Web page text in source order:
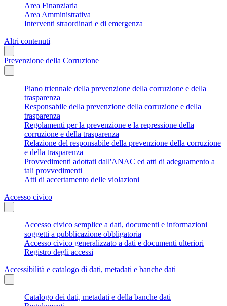
Area Finanziaria
Area Amministrativa
Interventi straordinari e di emergenza
Altri contenuti
Prevenzione della Corruzione
Piano triennale della prevenzione della corruzione e della
trasparenza
Responsabile della prevenzione della corruzione e della
trasparenza
Regolamenti per la prevenzione e la repressione della
corruzione e della trasparenza
Relazione del responsabile della prevenzione della corruzione
e della trasparenza
Provvedimenti adottati dall'ANAC ed atti di adeguamento a
tali provvedimenti
Atti di accertamento delle violazioni
Accesso civico
Accesso civico semplice a dati, documenti e informazioni
soggetti a pubblicazione obbligatoria
Accesso civico generalizzato a dati e documenti ulteriori
Registro degli accessi
Accessibilità e catalogo di dati, metadati e banche dati
Catalogo dei dati, metadati e della banche dati